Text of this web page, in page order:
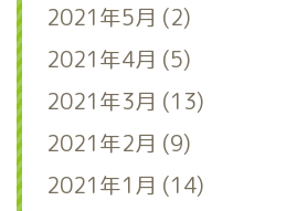
2021年5月 (2)
2021年4月 (5)
2021年3月 (13)
2021年2月 (9)
2021年1月 (14)